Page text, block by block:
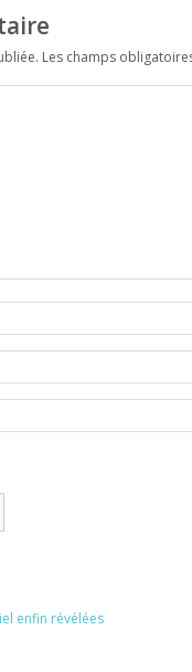
Les champs
enfin révélées